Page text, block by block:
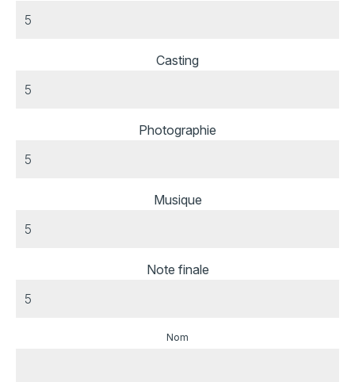
Casting
Photographie
Musique
Note finale
Nom